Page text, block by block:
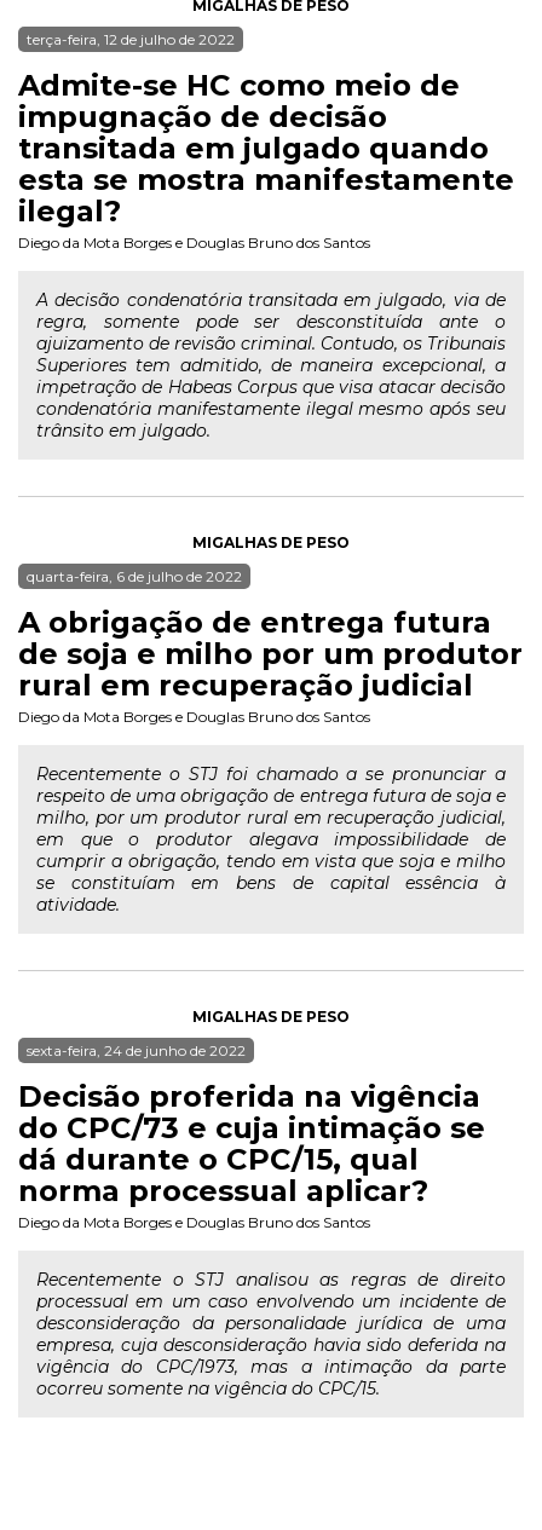
MIGALHAS DE PESO
terça-feira, 12 de julho de 2022
Admite-se HC como meio de
impugnação de decisão
transitada em julgado quando
esta se mostra manifestamente
ilegal?
Diego da Mota Borges e Douglas Bruno dos Santos
A decisão condenatória transitada em julgado, via de
regra, somente pode ser desconstituída ante o
ajuizamento de revisão criminal. Contudo, os Tribunais
Superiores tem admitido, de maneira excepcional, a
impetração de Habeas Corpus que visa atacar decisão
condenatória manifestamente ilegal mesmo após seu
trânsito em julgado.
MIGALHAS DE PESO
quarta-feira, 6 de julho de 2022
A obrigação de entrega futura
de soja e milho por um produtor
rural em recuperação judicial
Diego da Mota Borges e Douglas Bruno dos Santos
Recentemente o STJ foi chamado a se pronunciar a
respeito de uma obrigação de entrega futura de soja e
milho, por um produtor rural em recuperação judicial,
em que o produtor alegava impossibilidade de
cumprir a obrigação, tendo em vista que soja e milho
se constituíam em bens de capital essência à
atividade.
MIGALHAS DE PESO
sexta-feira, 24 de junho de 2022
Decisão proferida na vigência
do CPC/73 e cuja intimação se
dá durante o CPC/15, qual
norma processual aplicar?
Diego da Mota Borges e Douglas Bruno dos Santos
Recentemente o STJ analisou as regras de direito
processual em um caso envolvendo um incidente de
desconsideração da personalidade jurídica de uma
empresa, cuja desconsideração havia sido deferida na
vigência do CPC/1973, mas a intimação da parte
ocorreu somente na vigência do CPC/15.